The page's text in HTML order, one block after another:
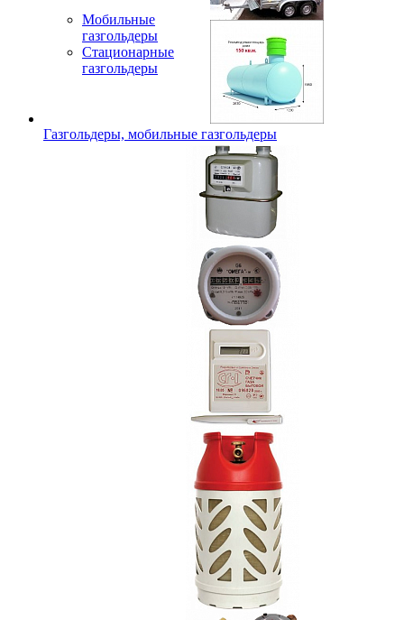
Мобильные
газгольдеры
Стационарные
газгольдеры
Газгольдеры, мобильные газгольдеры